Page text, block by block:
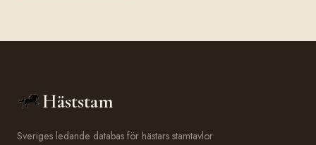
Häststam
Sveriges ledande databas för hästars stamtavlor